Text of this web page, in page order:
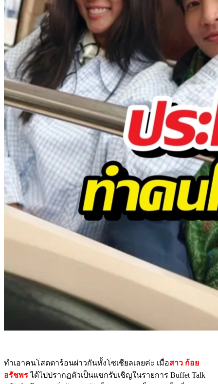
ทำเอาคนโสดตาร้อนผ่าวกันทั้งโซเชียลเลยค่ะ เมื่อสาว ก้อย
อรัชพรได้ไปปรากฏตัวเป็นแขกรับเชิญในรายการ Buffet Talk